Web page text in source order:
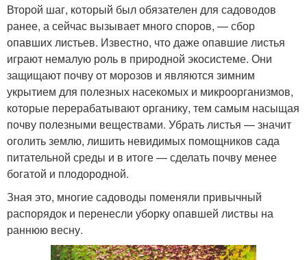
Второй шаг, который был обязателен для садоводов
ранее, а сейчас вызывает много споров, — сбор
опавших листьев. Известно, что даже опавшие листья
играют немалую роль в природной экосистеме. Они
защищают почву от морозов и являются зимним
укрытием для полезных насекомых и микроорганизмов,
которые перерабатывают органику, тем самым насыщая
почву полезными веществами. Убрать листья — значит
оголить землю, лишить невидимых помощников сада
питательной среды и в итоге — сделать почву менее
богатой и плодородной.
Зная это, многие садоводы поменяли привычный
распорядок и перенесли уборку опавшей листвы на
раннюю весну.